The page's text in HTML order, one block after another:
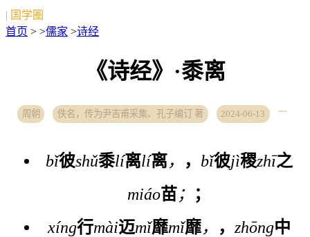
| 国学圈
首页 > >儒家 >诗经
《诗经》·黍离
周朝 佚名，传为尹吉甫采集、孔子编订 著 2024-06-13
bǐ彼shǔ黍lí离lí离， ， bǐ彼jì稷zhī之
miáo苗；
；
xíng行mài迈mǐ靡mǐ靡， ， zhōng中